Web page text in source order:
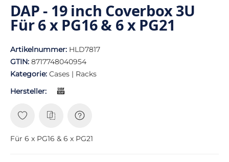
DAP - 19 inch Coverbox 3U
Für 6 x PG16 & 6 x PG21
Artikelnummer: HLD7817
GTIN: 8717748040954
Kategorie: Cases | Racks
Hersteller:
Für 6 x PG16 & 6 x PG21